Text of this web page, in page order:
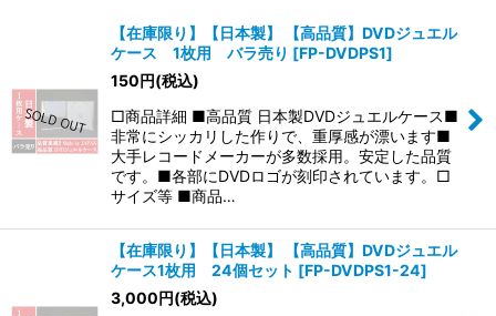
絞り込む
【在庫限り】【日本製】 【高品質】DVDジュエル
ケース 1枚用 バラ売り [FP-DVDPS1]
150円(税込)
□商品詳細 ■高品質 日本製DVDジュエルケース■
非常にシッカリした作りで、重厚感が漂います■
大手レコードメーカーが多数採用。安定した品質
です。■各部にDVDロゴが刻印されています。□
サイズ等 ■商品…
【在庫限り】【日本製】 【高品質】DVDジュエル
ケース1枚用 24個セット [FP-DVDPS1-24]
3,000円(税込)